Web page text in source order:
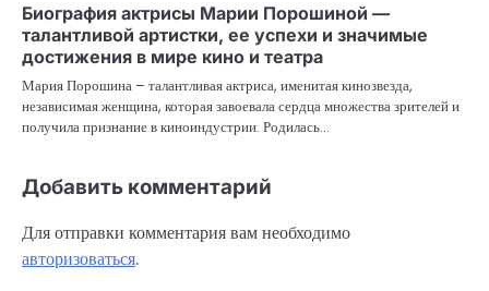
Биография актрисы Марии Порошиной —
талантливой артистки, ее успехи и значимые
достижения в мире кино и театра
Мария Порошина – талантливая актриса, именитая кинозвезда,
независимая женщина, которая завоевала сердца множества зрителей и
получила признание в киноиндустрии. Родилась…
Добавить комментарий
Для отправки комментария вам необходимо
авторизоваться.